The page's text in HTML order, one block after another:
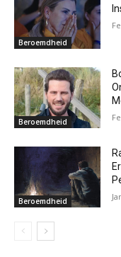
Beroemdheid
Beroemdheid
Beroemdheid